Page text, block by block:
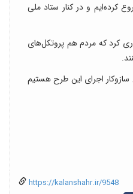
کرده‌ایم و در کنار ستاد ملی
کرد که مردم هم پروتکل‌های
اجرای این طرح هستیم
https://kalanshahr.ir/9548